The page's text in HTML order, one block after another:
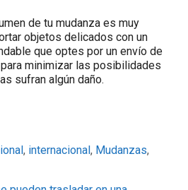
de tu mudanza es muy
objetos delicados con un
que optes por un envío de
minimizar las posibilidades
sufran algún daño.
, internacional, Mudanzas,